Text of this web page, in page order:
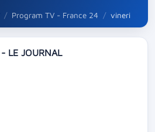
Program TV - France 24 vineri
LE JOURNAL